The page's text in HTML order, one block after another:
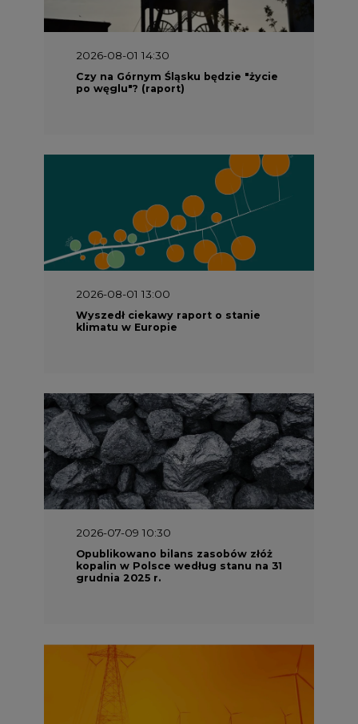
2026-08-01 14:30
Czy na Górnym Śląsku będzie "życie
po węglu"? (raport)
2026-08-01 13:00
Wyszedł ciekawy raport o stanie
klimatu w Europie
2026-07-09 10:30
Opublikowano bilans zasobów złóż
kopalin w Polsce według stanu na 31
grudnia 2025 r.